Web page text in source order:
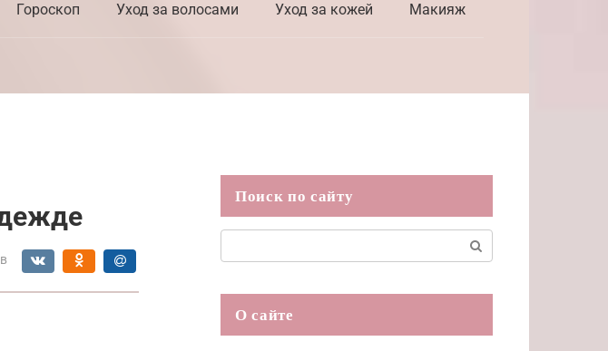
Гороскоп Уход за волосами Уход за кожей Макияж
Поиск по сайту
О сайте